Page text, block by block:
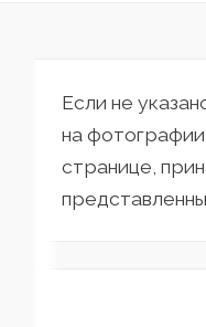
Если не
на
странице,